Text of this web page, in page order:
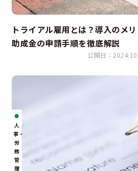
トライアル雇用とは？導入のメ
助成金の申請手順を徹底解説
公開日：
人
事・
労
務
管
理